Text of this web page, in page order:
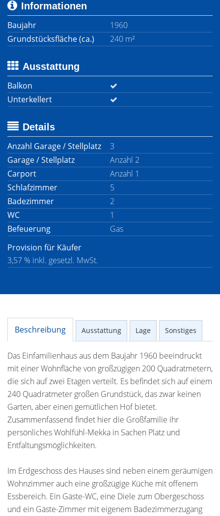
Informationen
Baujahr
1960
Grundstücksfläche (ca.)
240 m²
Ausstattung
Balkon
Unterkellert
Details
Anzahl Garage / Stellplatz
3
Garage / Stellplatz
Anzahl 2
Carport
Anzahl 1
Schlafzimmer
5
Badezimmer
2
WC
1
Befeuerung
Gas
Provision für Käufer
3,57 % inkl. gesetzl. MwSt.
Beschreibung Ausstattung Lage Sonstiges
Das Einfamilienhaus aus dem Baujahr 1960 beeindruckt
mit einer Wohnfläche von großzügigen 200 Quadratmetern,
die sich auf zwei Etagen verteilt. Es befindet sich auf einem
240 Quadratmeter großen Grundstück, das zwar keinen
Garten, aber einen gemütlichen Hof bietet.
Zusammenfassend findet hier die Großfamilie ihr
persönliches Wohlfühl-Mekka in Sachen Platz und
Entfaltungsmöglichkeiten.
Im Erdgeschoss des Hauses sind neben einem geräumigen
Wohnzimmer auch eine großzügige Küche mit offenem
Essbereich. Ein Gäste-WC, eine Diele zum Obergeschoss
und ein Gäste-Zimmer mit eigenem Badezimmerzugang